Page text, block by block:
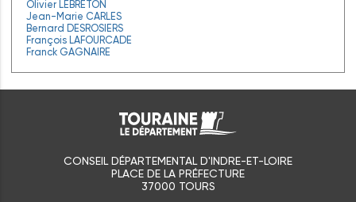
Olivier LEBRETON
Jean-Marie CARLES
Bernard DESROSIERS
François LAFOURCADE
Franck GAGNAIRE
CONSEIL DÉPARTEMENTAL D'INDRE-ET-LOIRE
PLACE DE LA PRÉFECTURE
37000 TOURS